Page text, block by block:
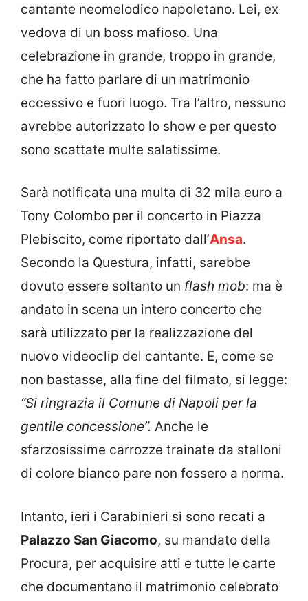
cantante neomelodico napoletano. Lei, ex
vedova di un boss mafioso. Una
celebrazione in grande, troppo in grande,
che ha fatto parlare di un matrimonio
eccessivo e fuori luogo. Tra l’altro, nessuno
avrebbe autorizzato lo show e per questo
sono scattate multe salatissime.
Sarà notificata una multa di 32 mila euro a
Tony Colombo per il concerto in Piazza
Plebiscito, come riportato dall’Ansa.
Secondo la Questura, infatti, sarebbe
dovuto essere soltanto un flash mob: ma è
andato in scena un intero concerto che
sarà utilizzato per la realizzazione del
nuovo videoclip del cantante. E, come se
non bastasse, alla fine del filmato, si legge:
“Si ringrazia il Comune di Napoli per la
gentile concessione”. Anche le
sfarzosissime carrozze trainate da stalloni
di colore bianco pare non fossero a norma.
Intanto, ieri i Carabinieri si sono recati a
Palazzo San Giacomo, su mandato della
Procura, per acquisire atti e tutte le carte
che documentano il matrimonio celebrato